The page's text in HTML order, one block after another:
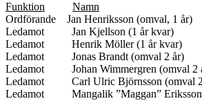
Funktion
Namn
Ordförande Jan Henriksson (omval, 1 år)
Ledamot Jan Kjellson (1 år kvar)
Ledamot Henrik Möller (1 år kvar)
Ledamot Jonas Brandt (omval 2 år)
Ledamot Johan Wimmergren (omval 2
Ledamot Carl Ulric Björnsson (omval
Ledamot Mangalik ”Maggan” Eriksson